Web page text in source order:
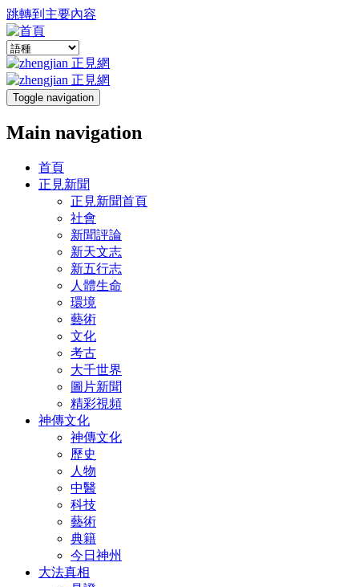
跳轉到主要內容
Toggle navigation
Main navigation
首頁
正見新聞
正見新聞首頁
社會
新聞評論
新天文志
新五行志
人體生命
環境
藝術
文化
考古
大千世界
圖片新聞
精彩視頻
神傳文化
神傳文化
歷史
人物
中醫
科技
藝術
典籍
今日神州
大法真相